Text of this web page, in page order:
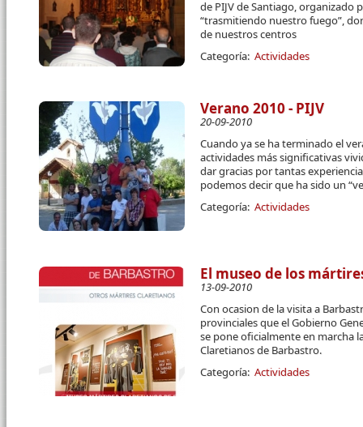
de PIJV de Santiago, organizado
“trasmitiendo nuestro fuego”,
de nuestros centros
Categoría: Actividades
Verano 2010 - PIJV
20-09-2010
Cuando ya se ha terminado el
actividades más significativas
dar gracias por tantas
podemos decir que ha sido un
Categoría: Actividades
El museo de los
13-09-2010
Con ocasion de la visita a
provinciales que el Gobierno
se pone oficialmente en marcha
Claretianos de Barbastro.
Categoría: Actividades